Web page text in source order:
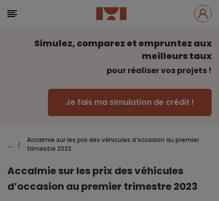
Simulez, comparez et empruntez aux
meilleurs taux
pour réaliser vos projets !
Je fais ma simulation de crédit !
... /
Accalmie sur les prix des véhicules d’occasion au premier
trimestre 2023
Accalmie sur les prix des véhicules
d’occasion au premier trimestre 2023